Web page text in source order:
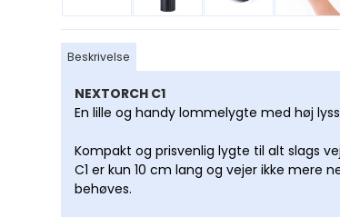
Beskrivelse
NEXTORCH C1
En lille og handy lommelygte med høj
Kompakt og prisvenlig lygte til alt slags
C1 er kun 10 cm lang og vejer ikke
behøves.